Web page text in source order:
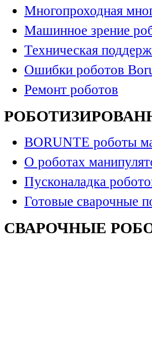
Многопроходная
Машинное зрение
Техническая
Ошибки роботов
Ремонт роботов
BORUNTE роботы
О роботах
Пусконаладка
Готовые сварочные
СВАРОЧНЫЕ